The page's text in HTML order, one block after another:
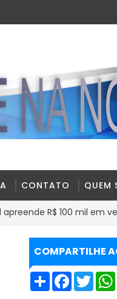
CONTATO QUEM
R$ 100 mil em venda
COMPARTILHE
S
F
T
w